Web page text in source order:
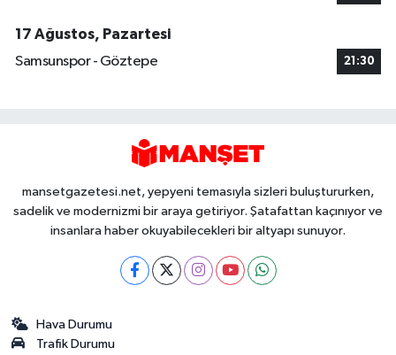
17 Ağustos, Pazartesi
Samsunspor - Göztepe
21:30
mansetgazetesi.net, yepyeni temasıyla sizleri buluştururken,
sadelik ve modernizmi bir araya getiriyor. Şatafattan kaçınıyor ve
insanlara haber okuyabilecekleri bir altyapı sunuyor.
Hava Durumu
Trafik Durumu